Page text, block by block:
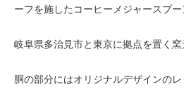
ーフを施したコーヒーメジャースプー
岐阜県多治見市と東京に拠点を置く窯
胴の部分にはオリジナルデザインのレ